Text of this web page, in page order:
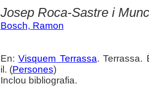
Josep Roca-Sastre i
Bosch, Ramon
En:Visquem Terrassa. Terrassa.
il. (Persones)
Inclou bibliografia.